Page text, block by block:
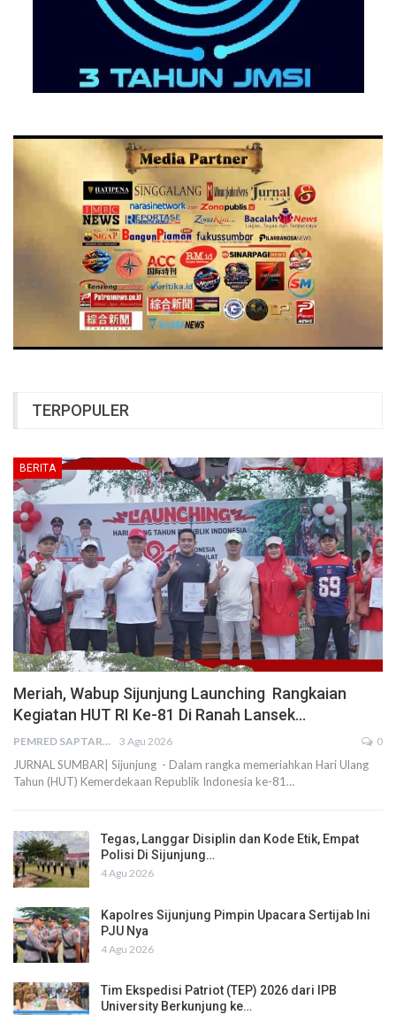
TERPOPULER
BERITA
Meriah, Wabup Sijunjung Launching Rangkaian
Kegiatan HUT RI Ke-81 Di Ranah Lansek…
PEMRED SAPTARIUS 3 Agu 2026 0
JURNAL SUMBAR| Sijunjung - Dalam rangka memeriahkan Hari Ulang
Tahun (HUT) Kemerdekaan Republik Indonesia ke-81…
Tegas, Langgar Disiplin dan Kode Etik, Empat
Polisi Di Sijunjung…
4 Agu 2026
Kapolres Sijunjung Pimpin Upacara Sertijab Ini
PJU Nya
4 Agu 2026
Tim Ekspedisi Patriot (TEP) 2026 dari IPB
University Berkunjung ke…